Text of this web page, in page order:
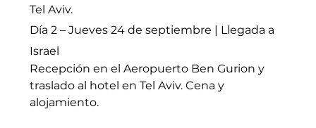
Tel Aviv.
Día 2 – Jueves 24 de septiembre | Llegada a
Israel
Recepción en el Aeropuerto Ben Gurion y
traslado al hotel en Tel Aviv. Cena y
alojamiento.